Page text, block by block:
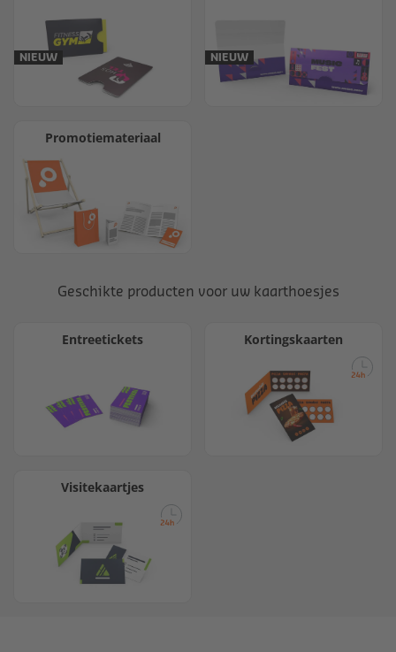
NIEUW NIEUW
Promotiemateriaal
Geschikte producten voor uw kaarthoesjes
Entreetickets Kortingskaarten
Visitekaartjes